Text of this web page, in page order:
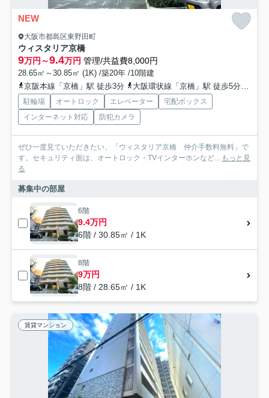
NEW
大阪市都島区東野田町
ウィスタリア京橋
9万円～9.4万円 管理/共益費8,000円
28.65㎡～30.85㎡ (1K) /築20年 /10階建
京阪本線「京橋」駅 徒歩3分
大阪環状線「京橋」駅 徒歩5分
駐輪場 オートロック エレベーター
宅配ボックス
インターネット対応
防犯カメラ
ぜひ一度見ていただきたい、「ウィスタリア京橋 仲介手数料無料」で
す。セキュリティ面は、オートロック・TVインターホンなど... もっと見
る
募集中の部屋
6階
9.4万円
6階 / 30.85㎡ / 1K
8階
9万円
8階 / 28.65㎡ / 1K
賃貸マンション